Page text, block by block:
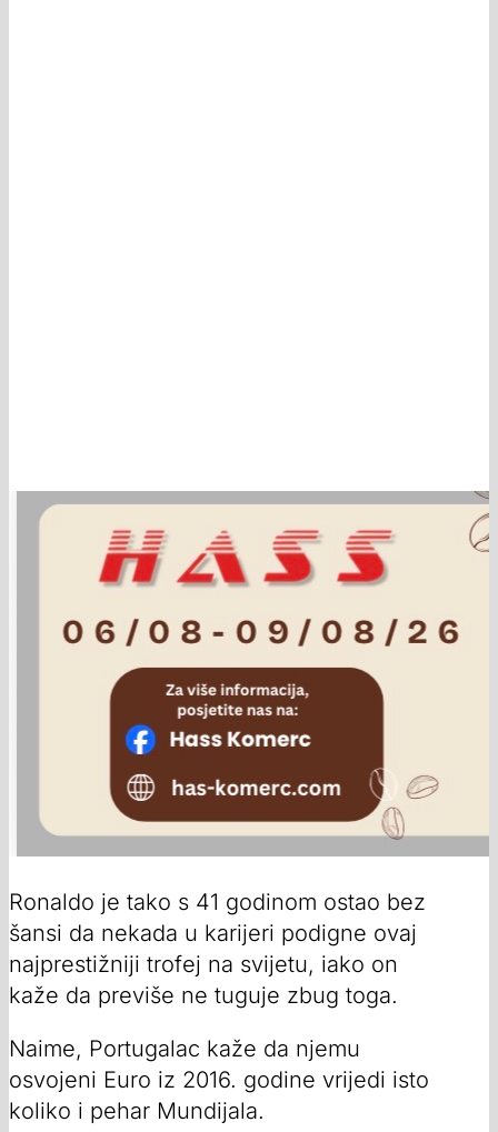
Ronaldo je tako s 41 godinom ostao bez
šansi da nekada u karijeri podigne ovaj
najprestižniji trofej na svijetu, iako on
kaže da previše ne tuguje zbug toga.
Naime, Portugalac kaže da njemu
osvojeni Euro iz 2016. godine vrijedi isto
koliko i pehar Mundijala.